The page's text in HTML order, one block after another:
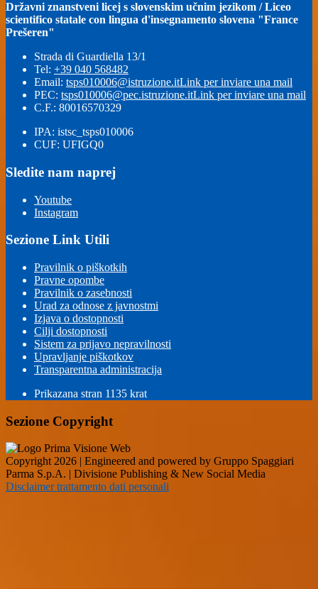
Državni znanstveni licej s slovenskim učnim jezikom / Liceo
scientifico statale con lingua d'insegnamento slovena "France
Prešeren"
Strada di Guardiella 13/1
Tel: +39 040 568482
Email: tsps010006@istruzione.itLink per inviare una mail
PEC: tsps010006@pec.istruzione.itLink per inviare una mail
C.F.: 80016570329
IPA: istsc_tsps010006
CUF: UFIGQ0
Sledite nam naprej
Youtube
Instagram
Sezione Link Utili
Pravilnik o piškotkih
Pravne opombe
Pravilnik o zasebnosti
Urad za odnose z javnostmi
Izjava o dostopnosti
Cilji dostopnosti
Sistem za prijavo nepravilnosti
Upravljanje piškotkov
Transparentna administracija
Prikazana stran 1135 krat
Sezione Copyright
Copyright 2026 | Engineered and powered by Gruppo Spaggiari
Parma S.p.A. | Divisione Publishing & New Social Media
Disclaimer trattamento dati personali